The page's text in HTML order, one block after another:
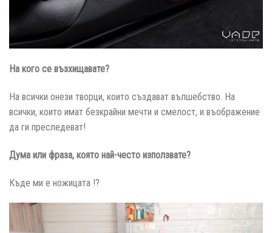
На кого се възхищавате?
На всички онези творци, които създават вълшебство. На
всички, които имат безкрайни мечти и смелост, и въображение
да ги преследеват!
Дума или фраза, която най-често използвате?
Къде ми е ножицата !?